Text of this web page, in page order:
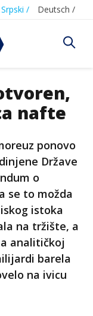
Srpski / Deutsch /
nafte
ponovo
Države
o
se to možda
istoka
na tržište, a
analitičkoj
barela
na ivicu